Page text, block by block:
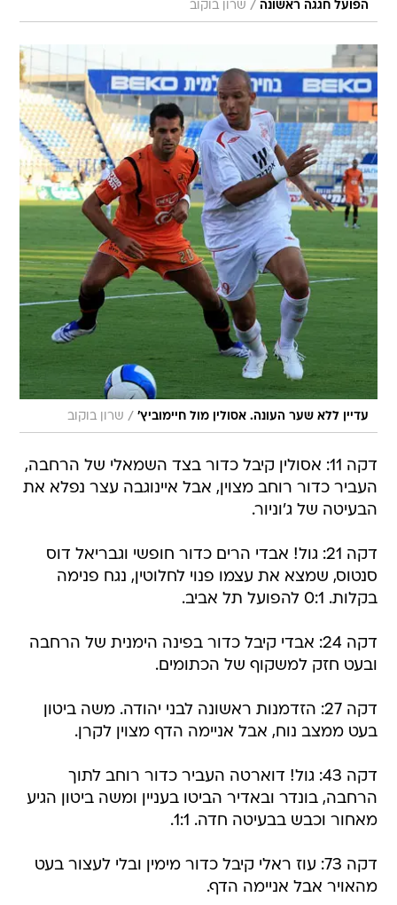
הפועל חגגה ראשונה / שרון בוקוב
עדיין ללא שער העונה. אסולין מול חיימוביץ' / שרון בוקוב
דקה 11: אסולין קיבל כדור בצד השמאלי של הרחבה,
העביר כדור רוחב מצוין, אבל איינוגבה עצר נפלא את
הבעיטה של ג'וניור.
דקה 21: גול! אבדי הרים כדור חופשי וגבריאל דוס
סנטוס, שמצא את עצמו פנוי לחלוטין, נגח פנימה
בקלות. 0:1 להפועל תל אביב.
דקה 24: אבדי קיבל כדור בפינה הימנית של הרחבה
ובעט חזק למשקוף של הכתומים.
דקה 27: הזדמנות ראשונה לבני יהודה. משה ביטון
בעט ממצב נוח, אבל אניימה הדף מצוין לקרן.
דקה 43: גול! דוארטה העביר כדור רוחב לתוך
הרחבה, בונדר ובאדיר הביטו בעניין ומשה ביטון הגיע
מאחור וכבש בבעיטה חדה. 1:1.
דקה 73: עוז ראלי קיבל כדור מימין ובלי לעצור בעט
מהאויר אבל אניימה הדף.